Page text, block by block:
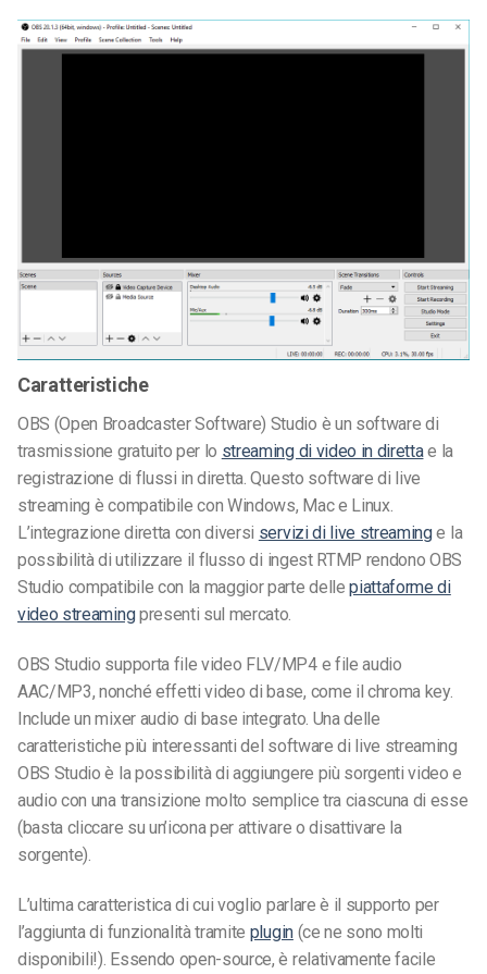
Caratteristiche
OBS (Open Broadcaster Software) Studio è un software di
trasmissione gratuito per lo streaming di video in direttae la
registrazione di flussi in diretta. Questo software di live
streaming è compatibile con Windows, Mac e Linux.
L’integrazione diretta con diversi servizi di live streaminge la
possibilità di utilizzare il flusso di ingest RTMP rendono OBS
Studio compatibile con la maggior parte dellepiattaforme di
video streamingpresenti sul mercato.
OBS Studio supporta file video FLV/MP4 e file audio
AAC/MP3, nonché effetti video di base, come il chroma key.
Include un mixer audio di base integrato. Una delle
caratteristiche più interessanti del software di live streaming
OBS Studio è la possibilità di aggiungere più sorgenti video e
audio con una transizione molto semplice tra ciascuna di esse
(basta cliccare su un’icona per attivare o disattivare la
sorgente).
L’ultima caratteristica di cui voglio parlare è il supporto per
l’aggiunta di funzionalità tramite plugin(ce ne sono molti
disponibili!). Essendo open-source, è relativamente facile